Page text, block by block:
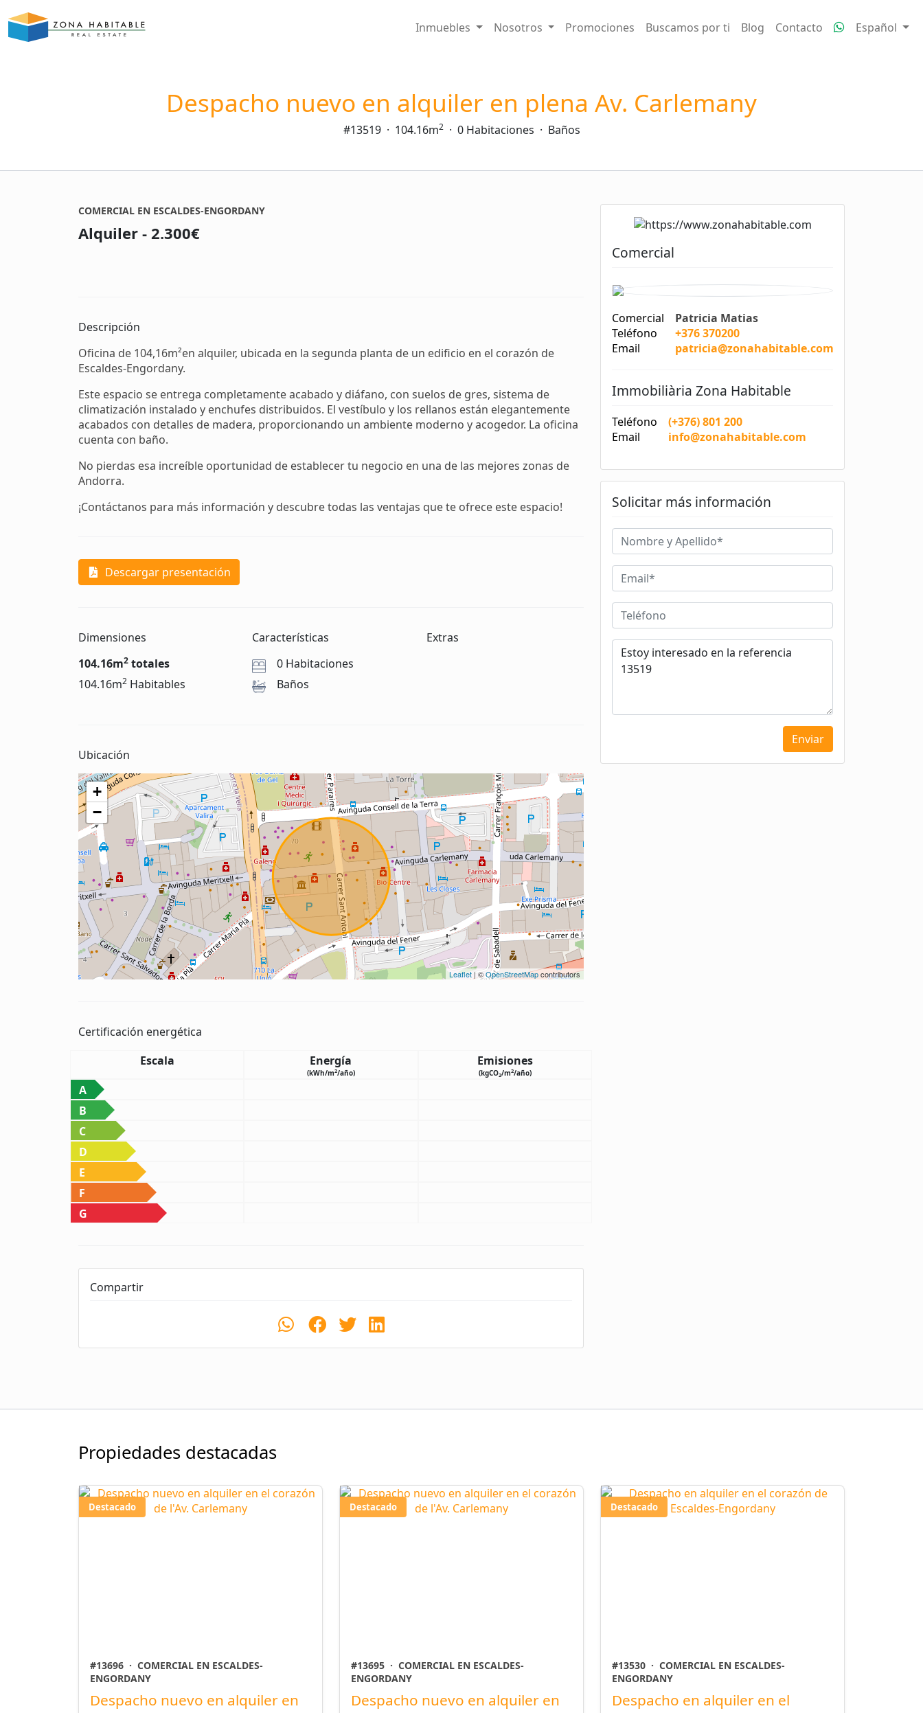
Inmuebles Nosotros Promociones Buscamos por ti Blog Contacto Español
Despacho nuevo en alquiler en plena Av. Carlemany
#13519 · 104.16m2 · 0 Habitaciones · Baños
COMERCIAL EN ESCALDES-ENGORDANY
Alquiler - 2.300€
Descripción
Oficina de 104,16m²en alquiler, ubicada en la segunda planta de un edificio en el corazón de
Escaldes-Engordany.
Este espacio se entrega completamente acabado y diáfano, con suelos de gres, sistema de
climatización instalado y enchufes distribuidos. El vestíbulo y los rellanos están elegantemente
acabados con detalles de madera, proporcionando un ambiente moderno y acogedor. La oficina
cuenta con baño.
No pierdas esa increíble oportunidad de establecer tu negocio en una de las mejores zonas de
Andorra.
¡Contáctanos para más información y descubre todas las ventajas que te ofrece este espacio!
Descargar presentación
Dimensiones
104.16m2 totales
104.16m2 Habitables
Características
0 Habitaciones
Baños
Extras
Ubicación
+
−
Leaflet| ©OpenStreetMapcontributors
Certificación energética
Escala
Energía
(kWh/m2/año)
Emisiones
(kgCO2/m2/año)
A
B
C
D
E
F
G
Compartir
Comercial
Comercial
Patricia Matias
Teléfono
+376 370200
Email
patricia@zonahabitable.com
Immobiliària Zona Habitable
Teléfono
(+376) 801 200
Email
info@zonahabitable.com
Solicitar más información
Enviar
Propiedades destacadas
Destacado
#13696 · COMERCIAL EN ESCALDES-
ENGORDANY
Despacho nuevo en alquiler en
Destacado
#13695 · COMERCIAL EN ESCALDES-
ENGORDANY
Despacho nuevo en alquiler en
Destacado
#13530 · COMERCIAL EN ESCALDES-
ENGORDANY
Despacho en alquiler en el